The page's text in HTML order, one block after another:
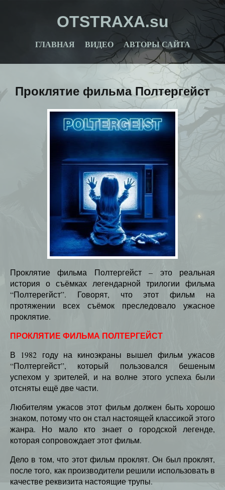
OTSTRAXA.su
ГЛАВНАЯ ВИДЕО АВТОРЫ САЙТА
Проклятие фильма Полтергейст
Проклятие фильма Полтергейст – это реальная
история о съёмках легендарной трилогии фильма
“Полтерегйст”. Говорят, что этот фильм на
протяжении всех съёмок преследовало ужасное
проклятие.
ПРОКЛЯТИЕ ФИЛЬМА ПОЛТЕРГЕЙСТ
В 1982 году на киноэкраны вышел фильм ужасов
“Полтергейст”, который пользовался бешеным
успехом у зрителей, и на волне этого успеха были
отсняты ещё две части.
Любителям ужасов этот фильм должен быть хорошо
знаком, потому что он стал настоящей классикой этого
жанра. Но мало кто знает о городской легенде,
которая сопровождает этот фильм.
Дело в том, что этот фильм проклят. Он был проклят,
после того, как производители решили использовать в
качестве реквизита настоящие трупы.